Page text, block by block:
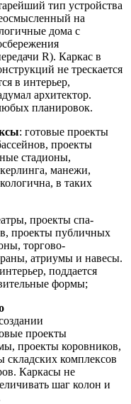
тип устройства
на
дома с
R). Каркас в
не трескается
в интерьер,
архитектор.
планировок.
: готовые проекты
проекты
стадионы,
манежи,
в таких
проекты спа-
проекты публичных
торгово-
атриумы и навесы.
поддается
формы;
проекты
проекты коровников,
складских комплексов
Каркасы не
шаг колон и